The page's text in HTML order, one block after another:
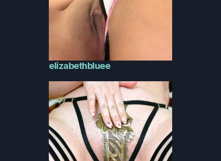
elizabethbluee